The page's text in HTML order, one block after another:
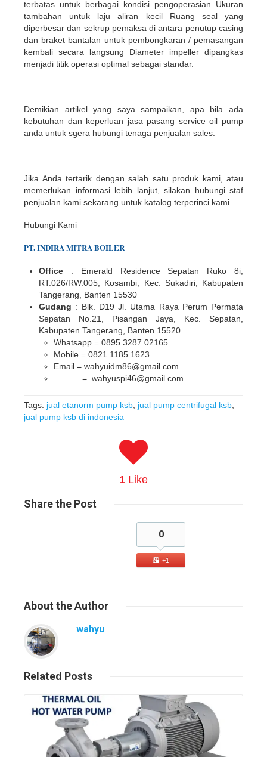
terbatas untuk berbagai kondisi pengoperasian Ukuran
tambahan untuk laju aliran kecil Ruang seal yang
diperbesar dan sekrup pemaksa di antara penutup casing
dan braket bantalan untuk pembongkaran / pemasangan
kembali secara langsung Diameter impeller dipangkas
menjadi titik operasi optimal sebagai standar.
Demikian artikel yang saya sampaikan, apa bila ada
kebutuhan dan keperluan jasa pasang service oil pump
anda untuk sgera hubungi tenaga penjualan sales.
Jika Anda tertarik dengan salah satu produk kami, atau
memerlukan informasi lebih lanjut, silakan hubungi staf
penjualan kami sekarang untuk katalog terperinci kami.
Hubungi Kami
PT.INDIRAMITRA BOILER
Office : Emerald Residence Sepatan Ruko 8i,
RT.026/RW.005, Kosambi, Kec. Sukadiri, Kabupaten
Tangerang, Banten 15530
Gudang : Blk. D19 Jl. Utama Raya Perum Permata
Sepatan No.21, Pisangan Jaya, Kec. Sepatan,
Kabupaten Tangerang, Banten 15520
Whatsapp = 0895 3287 02165
Mobile = 0821 1185 1623
Email = wahyuidm86@gmail.com
= wahyuspi46@gmail.com
Tags: jual etanorm pump ksb jual pump centrifugal ksb
jual pump ksb di indonesia
1 Like
Sharethe Post
0
+1
About the Author
wahyu
Related Posts